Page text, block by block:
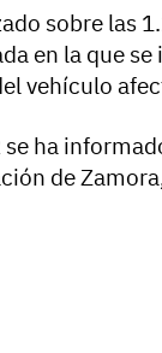
sobre las
en la que
vehículo
ha
de